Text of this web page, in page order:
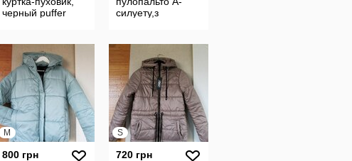
черный puffer
силуету,з
M
800 грн
S
720 грн